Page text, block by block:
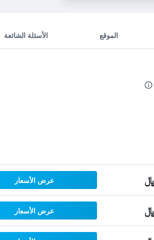
الموقع الأسئلة الشائعة
عرض الأسعار
عرض الأسعار